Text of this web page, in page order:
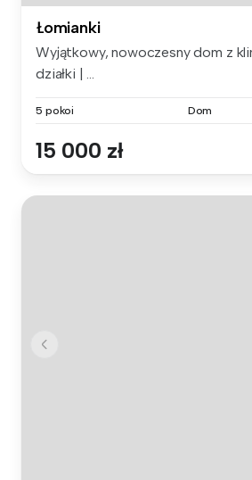
Łomianki
Wyjątkowy, nowoczesny dom z
działki | ...
5 pokoi Dom
15 000 zł